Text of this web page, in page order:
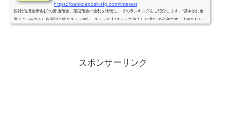
https://bankdeposit-sfp.com/interest
銀行(信用金庫含む)の普通預金、定期預金の金利を比較し、そのランキングをご紹介します。*基本的に全
国どこからでも口座開設可能なネット銀行、ネット支店(ネットで預入した場合)の金利です。店頭金利とは
スポンサーリンク